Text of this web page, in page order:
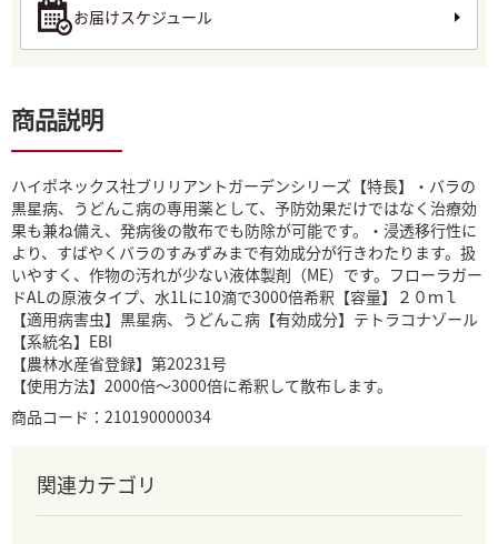
お届けスケジュール
商品説明
ハイポネックス社ブリリアントガーデンシリーズ【特長】・バラの
黒星病、うどんこ病の専用薬として、予防効果だけではなく治療効
果も兼ね備え、発病後の散布でも防除が可能です。・浸透移行性に
より、すばやくバラのすみずみまで有効成分が行きわたります。扱
いやすく、作物の汚れが少ない液体製剤（ME）です。フローラガー
ドALの原液タイプ、水1Lに10滴で3000倍希釈【容量】２０ｍｌ
【適用病害虫】黒星病、うどんこ病【有効成分】テトラコナゾール
【系統名】EBI
【農林水産省登録】第20231号
【使用方法】2000倍〜3000倍に希釈して散布します。
商品コード：210190000034
関連カテゴリ